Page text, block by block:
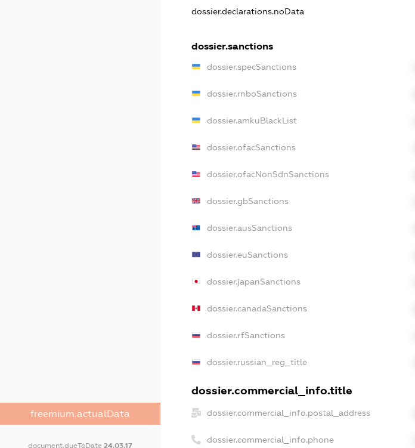
freemium.actualData
document.dueToDate 24.03.17
dossier.declarations.noData
dossier.sanctions
dossier.specSanctions
dossier.rnboSanctions
dossier.amkuBlackList
dossier.ofacSanctions
dossier.ofacNonSdnSanctions
dossier.gbSanctions
dossier.ausSanctions
dossier.euSanctions
dossier.japanSanctions
dossier.canadaSanctions
dossier.rfSanctions
dossier.russian_reg_title
dossier.commercial_info.title
dossier.commercial_info.postal_address
dossier.commercial_info.phone